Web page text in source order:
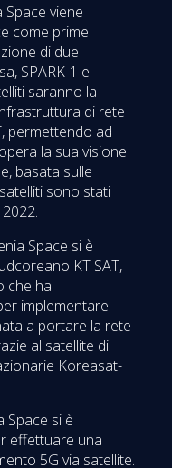
Space viene
come prime
di due
SPARK-1 e
saranno la
di rete
permettendo ad
la sua visione
basata sulle
sono stati
Space si è
KT SAT,
che ha
implementare
a portare la rete
al satellite di
Koreasat-
Space si è
effettuare una
5G via satellite.